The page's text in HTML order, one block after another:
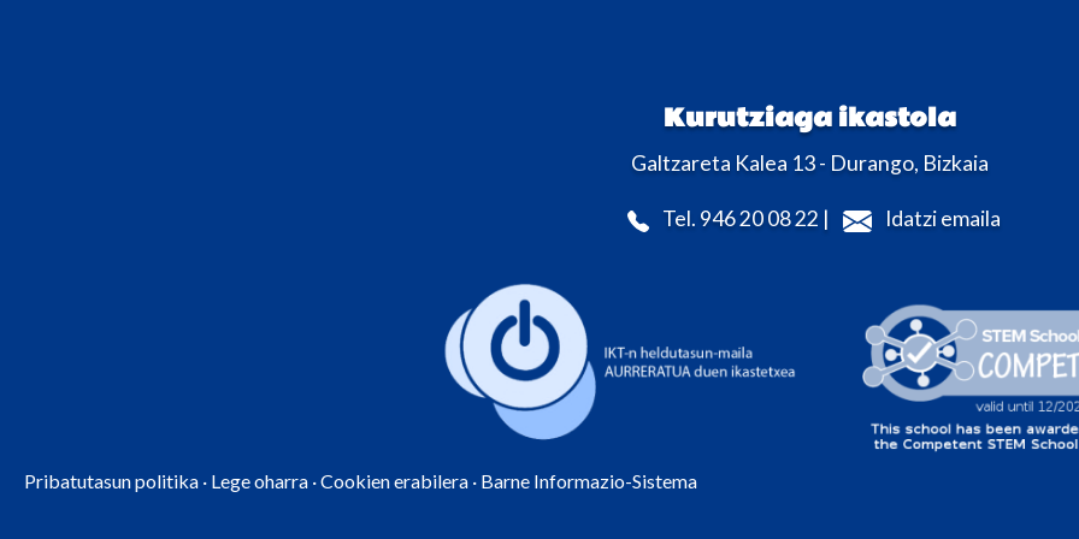
Kurutziaga ikastola
Galtzareta Kalea 13 - Durango, Bizkaia
Tel. 946 20 08 22 | Idatzi emaila
Pribatutasun politika · Lege oharra ·Cookien erabilera · Barne Informazio-Sistema